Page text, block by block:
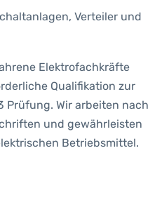
Verteiler und
Elektrofachkräfte
Qualifikation zur
Prüfung. Wir arbeiten nach
und gewährleisten
Betriebsmittel.